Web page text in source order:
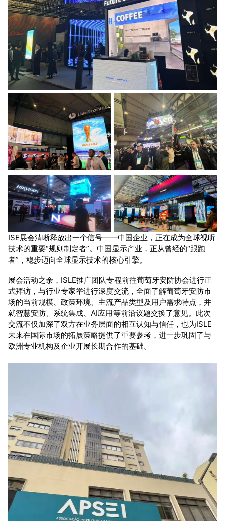
ISE展会清晰释放出一个信号——中国企业，正在成为全球视听
技术的重要“规则制定者”。中国显示产业，正从曾经的“跟跑
者”，稳步迈向全球显示技术的核心引擎。
展会活动之余，ISLE推广团队专程前往葡萄牙安防协会进行正
式拜访，与行业专家举进行深度交流，全面了解葡萄牙安防市
场的当前规模、政策环境、主流产品类型及用户需求特点，并
就智慧安防、系统集成、AI应用等前沿议题交换了意见。此次
交流不仅加深了双方在业务层面的相互认知与信任，也为ISLE
未来在国际市场的拓展策略提供了重要参考，进一步巩固了与
欧洲专业机构及企业开展长期合作的基础。